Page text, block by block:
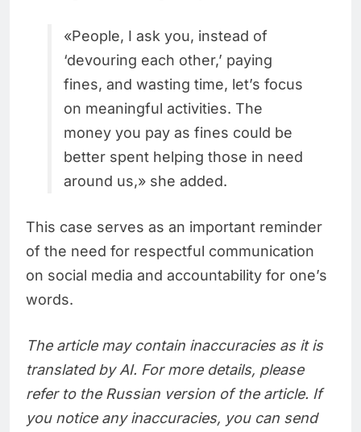
«People, I ask you, instead of
‘devouring each other,’ paying
fines, and wasting time, let’s focus
on meaningful activities. The
money you pay as fines could be
better spent helping those in need
around us,» she added.
This case serves as an important reminder
of the need for respectful communication
on social media and accountability for one’s
words.
The article may contain inaccuracies as it is
translated by AI. For more details, please
refer to the Russian version of the article. If
you notice any inaccuracies, you can send